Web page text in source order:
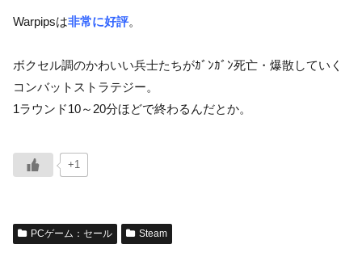
Warpipsは非常に好評。
ボクセル調のかわいい兵士たちがｶﾞﾝｶﾞﾝ死亡・爆散していく
コンバットストラテジー。
1ラウンド10～20分ほどで終わるんだとか。
+1
PCゲーム：セール Steam